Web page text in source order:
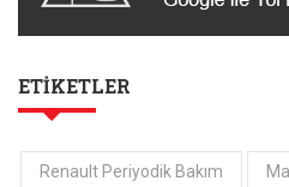
ETIKETLER
Renault Periyodik Bakım